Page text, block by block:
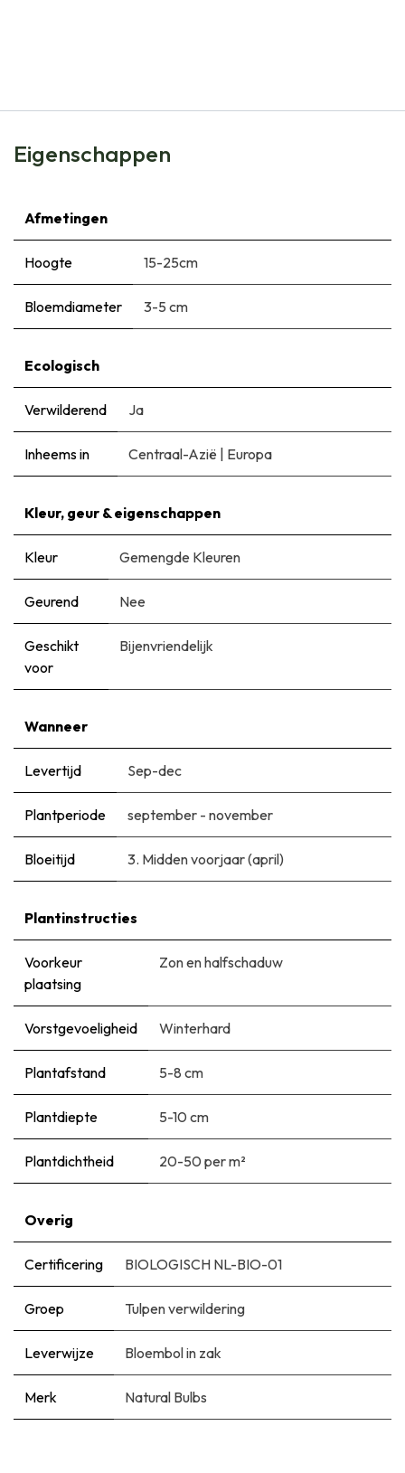
Eigenschappen
Afmetingen
Hoogte 15-25cm
Bloemdiameter 3-5 cm
Ecologisch
Verwilderend Ja
Inheems in Centraal-Azië | Europa
Kleur, geur & eigenschappen
Kleur Gemengde Kleuren
Geurend Nee
Geschikt
voor
Bijenvriendelijk
Wanneer
Levertijd Sep-dec
Plantperiode september - november
Bloeitijd 3. Midden voorjaar (april)
Plantinstructies
Voorkeur
plaatsing
Zon en halfschaduw
Vorstgevoeligheid Winterhard
Plantafstand 5-8 cm
Plantdiepte 5-10 cm
Plantdichtheid 20-50 per m²
Overig
Certificering BIOLOGISCH NL-BIO-01
Groep Tulpen verwildering
Leverwijze Bloembol in zak
Merk Natural Bulbs